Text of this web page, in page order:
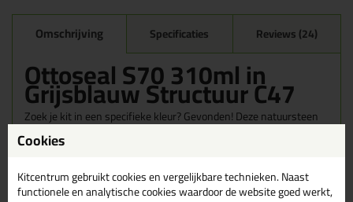
Omschrijving Specificaties Reviews (24)
Ottoseal S70 310ml in
Grijsblauw Structuur C47
Zoek je kit in een specifieke kleur? Gevonden! Deze natuursteen
kit Ottoseal S70 310ml in de kleur Grijsblauw Structuur C47 is te
gebruiken voor verschillende toepassingen. Een duurzame en
bijpassende kleur zoekt met gegarandeerd een topresultaat.
Bestel de Ottoseal S70 310ml in kleur Grijsblauw Structuur C47
Cookies
Kitcentrum gebruikt cookies en vergelijkbare technieken. Naast
functionele en analytische cookies waardoor de website goed werkt,